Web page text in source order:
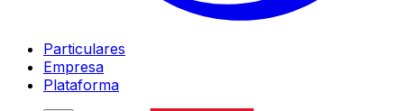
Particulares
Empresa
Plataforma